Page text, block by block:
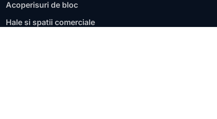
Acoperisuri de bloc
Hale si spatii comerciale